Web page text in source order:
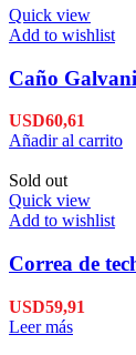
Quick view
Add to wishlist
Caño
USD60,61
Añadir al carrito
Sold out
Quick view
Add to wishlist
Correa de
USD59,91
Leer más